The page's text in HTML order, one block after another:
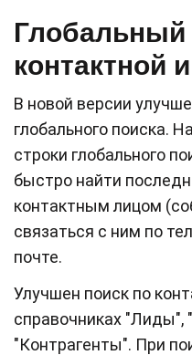
Глобальный
контактной
В новой версии
глобального поиска.
строки глобального
быстро найти
контактным лицом
связаться с ним по
почте.
Улучшен поиск по
справочниках "Лиды",
"Контрагенты". При